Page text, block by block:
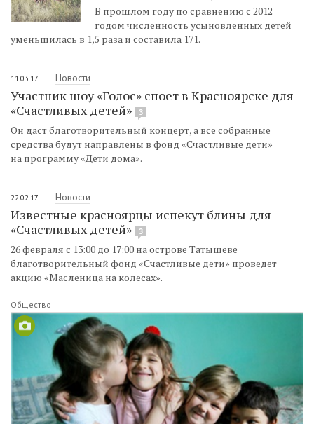
В прошлом году по сравнению с 2012
годом численность усыновленных детей
уменьшилась в 1,5 раза и составила 171.
11.03.17 Новости
Участник шоу «Голос» споет в Красноярске для
«Счастливых детей»
3
Он даст благотворительный концерт, а все собранные
средства будут направлены в фонд «Счастливые дети»
на программу «Дети дома».
22.02.17 Новости
Известные красноярцы испекут блины для
«Счастливых детей»
3
26 февраля с 13:00 до 17:00 на острове Татышеве
благотворительный фонд «Счастливые дети» проведет
акцию «Масленица на колесах».
Общество